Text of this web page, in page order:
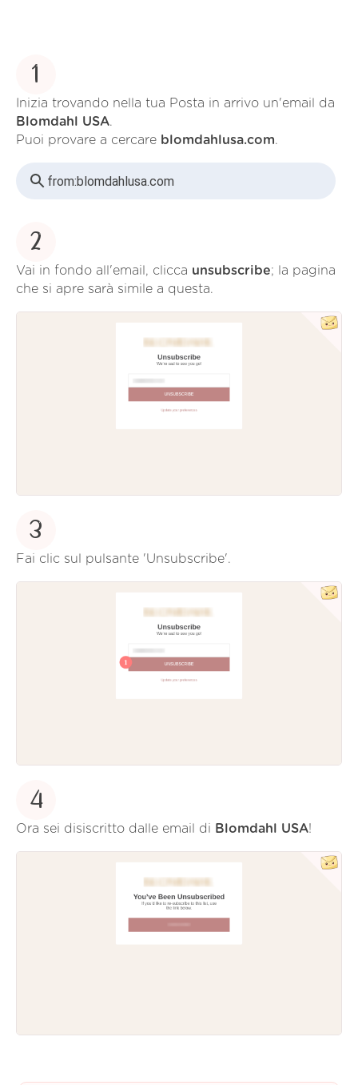
1
Inizia trovando nella tua Posta in arrivo un'email da
Blomdahl USA.
Puoi provare a cercare blomdahlusa.com.
from:blomdahlusa.com
2
Vai in fondo all'email, clicca unsubscribe; la pagina
che si apre sarà simile a questa.
3
Fai clic sul pulsante 'Unsubscribe'.
4
Ora sei disiscritto dalle email di Blomdahl USA!